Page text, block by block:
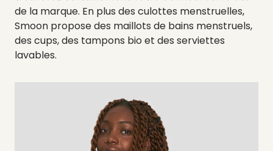
de la marque. En plus des culottes menstruelles,
Smoon propose des maillots de bains menstruels,
des cups, des tampons bio et des serviettes
lavables.